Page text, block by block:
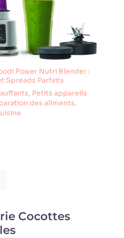
Power Nutri Blender :
Spreads Parfaits
, Petits appareils
des aliments,
Cocottes